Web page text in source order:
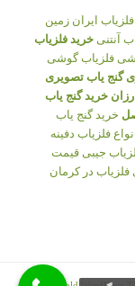
ایران زمین
آنتنی خرید فلزیاب
فلزیاب گوشی
گنج یاب تصویری
خرید گنج یاب
خرید گنج یاب
فلزیاب دفینه
جیبی قیمت
فلزیاب در کرمان